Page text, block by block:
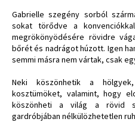
Gabrielle szegény sorból
sokat törődve a
megrökönyödésére rövidre
bőrét és nadrágot húzott. Igen
semmi másra nem vártak, csak
Neki köszönhetik a
kosztümöket, valamint, hogy
köszönheti a világ a rövid
gardróbjában nélkülözhetetlen